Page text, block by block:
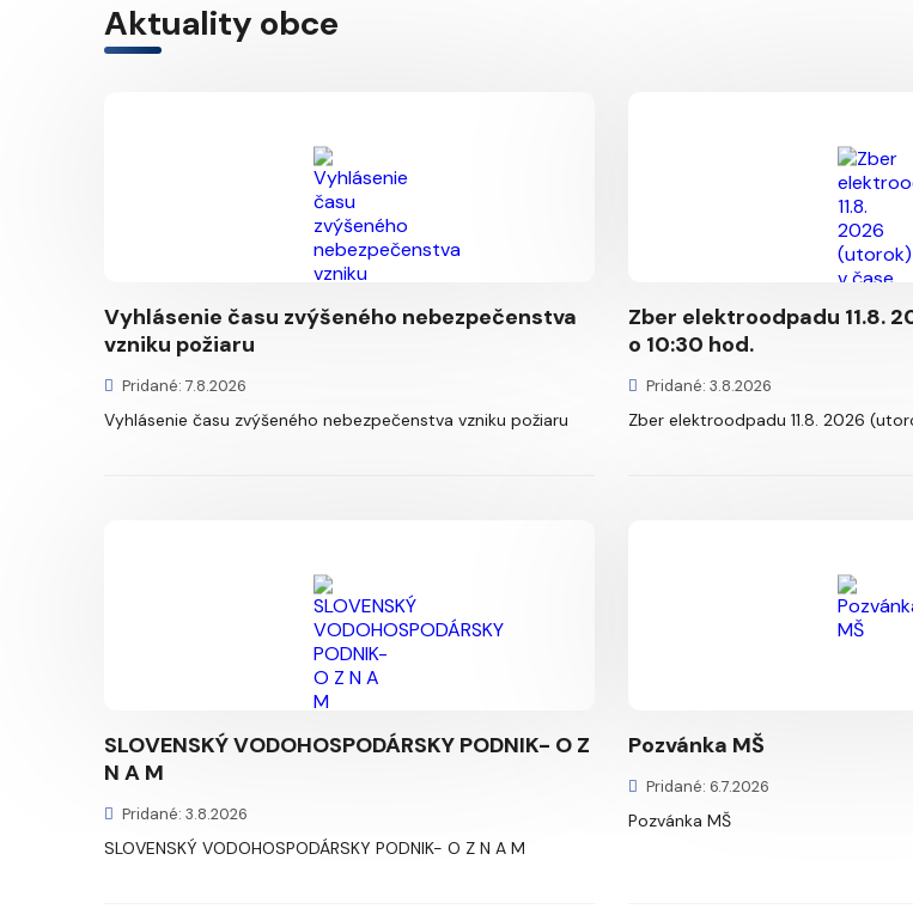
Aktuality obce
Vyhlásenie času zvýšeného nebezpečenstva
vzniku požiaru
Pridané: 7.8.2026
Vyhlásenie času zvýšeného nebezpečenstva vzniku požiaru
Zber elektroodpadu 11.8.
o 10:30 hod.
Pridané: 3.8.2026
Zber elektroodpadu 11.8. 2026
SLOVENSKÝ VODOHOSPODÁRSKY PODNIK- O Z
N A M
Pridané: 3.8.2026
SLOVENSKÝ VODOHOSPODÁRSKY PODNIK- O Z N A M
Pozvánka MŠ
Pridané: 6.7.2026
Pozvánka MŠ